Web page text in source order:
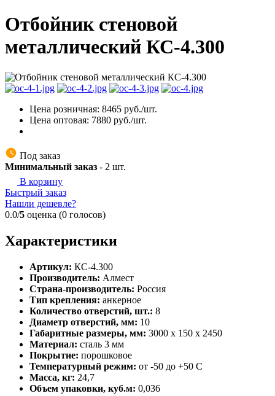
Отбойник стеновой
металлический КС-4.300
Цена розничная: 8465 руб./шт.
Цена оптовая: 7880 руб./шт.
Под заказ
Минимальный заказ - 2 шт.
В корзину
Быстрый заказ
Нашли дешевле?
0.0/5 оценка (0 голосов)
Характеристики
Артикул: КС-4.300
Производитель: Алмест
Страна-производитель: Россия
Тип крепления: анкерное
Количество отверстий, шт.: 8
Диаметр отверстий, мм: 10
Габаритные размеры, мм: 3000 х 150 х 2450
Материал: сталь 3 мм
Покрытие: порошковое
Температурный режим: от -50 до +50 С
Масса, кг: 24,7
Объем упаковки, куб.м: 0,036